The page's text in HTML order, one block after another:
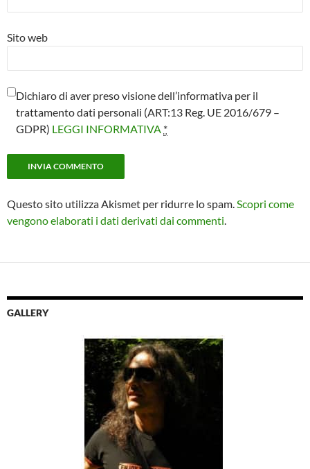
Sito web
Dichiaro di aver preso visione dell’informativa per il
trattamento dati personali (ART:13 Reg. UE 2016/679 –
GDPR) LEGGI INFORMATIVA *
Questo sito utilizza Akismet per ridurre lo spam.Scopri come
vengono elaborati i dati derivati dai commenti.
GALLERY